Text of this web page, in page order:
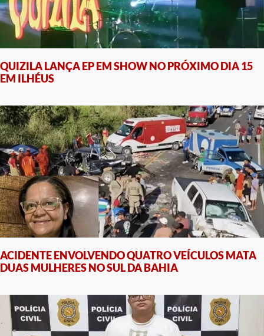
QUIZILA LANÇA EP EM SHOW NO PRÓXIMO DIA 15
EM ILHÉUS
ACIDENTE ENVOLVENDO QUATRO VEÍCULOS MATA
DUAS MULHERES NO SUL DA BAHIA